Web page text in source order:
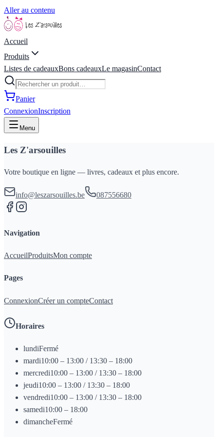
Aller au contenu
Accueil
Produits
Listes de cadeauxBons cadeauxLe magasinContact
Panier
ConnexionInscription
Menu
Les Z'arsouilles
Votre boutique en ligne — livres, cadeaux et plus encore.
info@leszarsouilles.be 087556680
Navigation
AccueilProduitsMon compte
Pages
ConnexionCréer un compteContact
Horaires
lundiFermé
mardi10:00 – 13:00 / 13:30 – 18:00
mercredi10:00 – 13:00 / 13:30 – 18:00
jeudi10:00 – 13:00 / 13:30 – 18:00
vendredi10:00 – 13:00 / 13:30 – 18:00
samedi10:00 – 18:00
dimancheFermé